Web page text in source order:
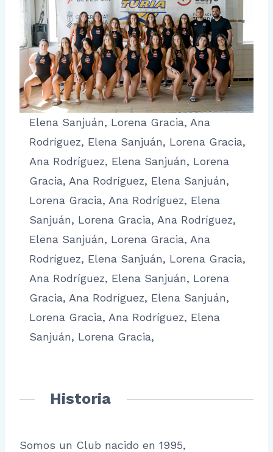
Elena Sanjuán, Lorena Gracia, Ana
Rodríguez, Elena Sanjuán, Lorena Gracia,
Ana Rodríguez, Elena Sanjuán, Lorena
Gracia, Ana Rodríguez, Elena Sanjuán,
Lorena Gracia, Ana Rodríguez, Elena
Sanjuán, Lorena Gracia, Ana Rodríguez,
Elena Sanjuán, Lorena Gracia, Ana
Rodríguez, Elena Sanjuán, Lorena Gracia,
Ana Rodríguez, Elena Sanjuán, Lorena
Gracia, Ana Rodríguez, Elena Sanjuán,
Lorena Gracia, Ana Rodríguez, Elena
Sanjuán, Lorena Gracia,
Historia
Somos un Club nacido en 1995,